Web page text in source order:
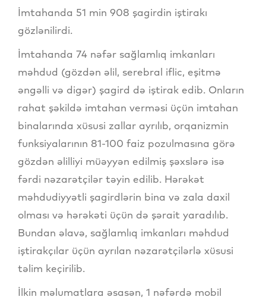
İmtahanda 51 min 908 şagirdin iştirakı
gözlənilirdi.
İmtahanda 74 nəfər sağlamlıq imkanları
məhdud (gözdən əlil, serebral iflic, eşitmə
əngəlli və digər) şagird də iştirak edib. Onların
rahat şəkildə imtahan verməsi üçün imtahan
binalarında xüsusi zallar ayrılıb, orqanizmin
funksiyalarının 81-100 faiz pozulmasına görə
gözdən əlilliyi müəyyən edilmiş şəxslərə isə
fərdi nəzarətçilər təyin edilib. Hərəkət
məhdudiyyətli şagirdlərin bina və zala daxil
olması və hərəkəti üçün də şərait yaradılıb.
Bundan əlavə, sağlamlıq imkanları məhdud
iştirakçılar üçün ayrılan nəzarətçilərlə xüsusi
təlim keçirilib.
İlkin məlumatlara əsasən, 1 nəfərdə mobil